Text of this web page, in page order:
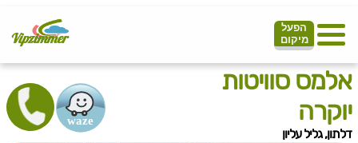
הפעל
מיקום
אלמס סוויטות
יוקרה
דלתון, גליל עליון